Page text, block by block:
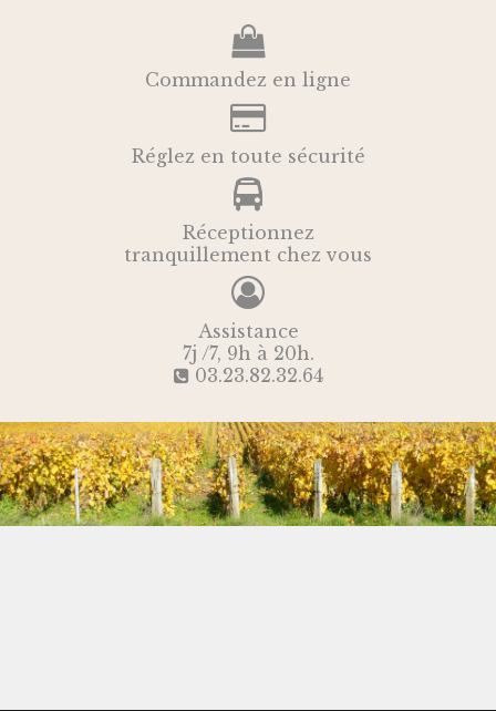
Commandez en ligne
Réglez en toute sécurité
Réceptionnez
tranquillement chez vous
Assistance
7j /7, 9h à 20h.
03.23.82.32.64